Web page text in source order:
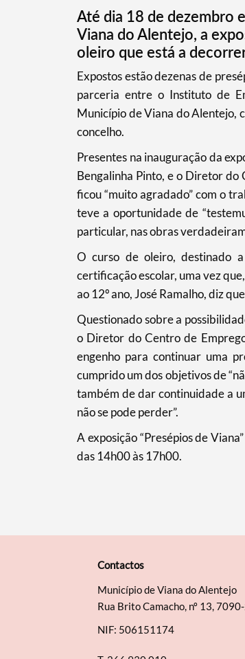
Categorias
Filtros
Até dia 18 de dezembro
Viana do Alentejo, a
oleiro que está a
​Expostos estão dezenas de
parceria entre o Instituto de
Município de Viana do Alentejo,
concelho.
Presentes na inauguração da
Bengalinha Pinto, e o Diretor do
ficou “muito agradado” com o
teve a oportunidade de
particular, nas obras
O curso de oleiro, destinado
certificação escolar, uma vez
ao 12º ano, José Ramalho, diz
Questionado sobre a
o Diretor do Centro de
engenho para continuar uma
cumprido um dos objetivos de
também de dar continuidade a
não se pode perder”.
A exposição “Presépios de
das 14h00 às 17h00.
Contactos
Município de Viana do Alentejo
Rua Brito Camacho, nº 13,
NIF: 506151174